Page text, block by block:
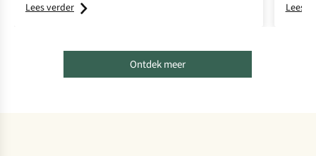
Lees verder
Lees
Ontdek meer